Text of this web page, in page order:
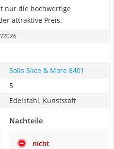
nur die hochwertige
attraktive Preis.
2026
Solis Slice & More 8401
5
Edelstahl, Kunststoff
Nachteile
nicht